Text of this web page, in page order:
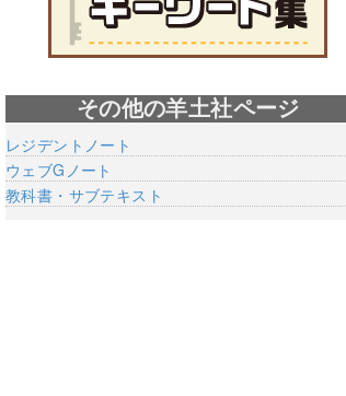
その他の羊土社ページ
レジデントノート
ウェブGノート
教科書・サブテキスト